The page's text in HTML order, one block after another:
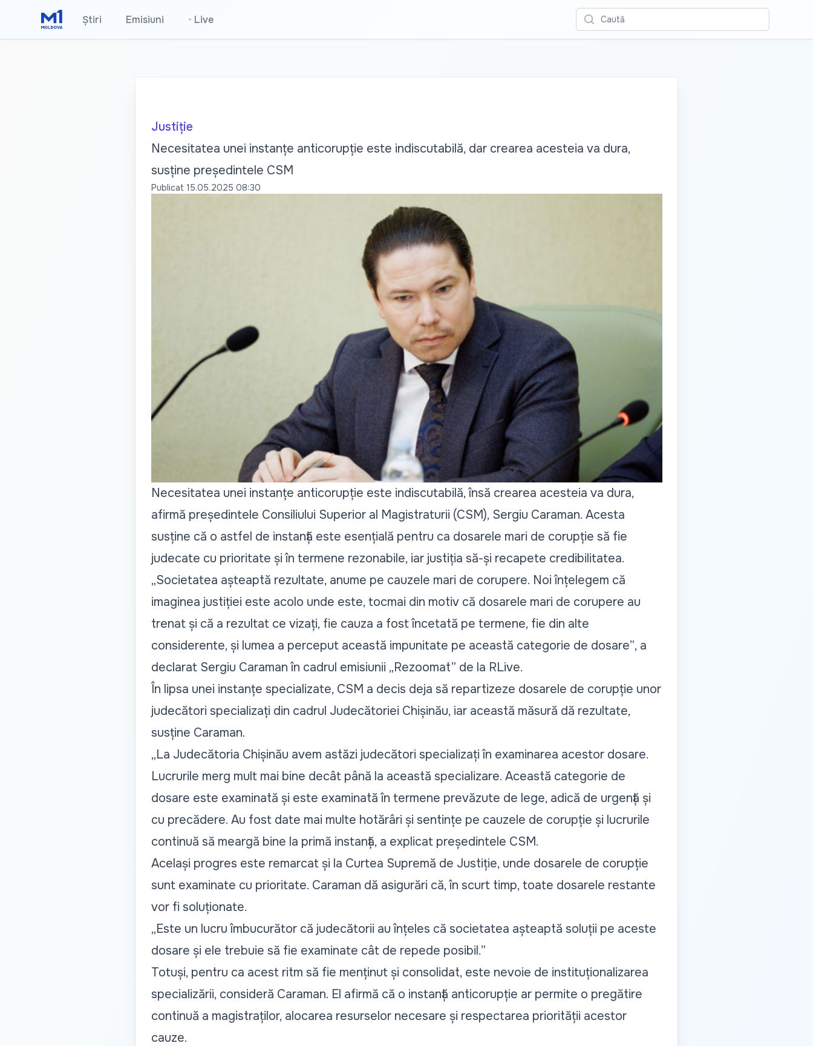
Știri Emisiuni • Live Caută
Justiție
Necesitatea unei instanțe anticorupție este indiscutabilă, dar crearea acesteia va dura,
susține președintele CSM
Publicat 15.05.2025 08:30
Necesitatea unei instanțe anticorupție este indiscutabilă, însă crearea acesteia va dura,
afirmă președintele Consiliului Superior al Magistraturii (CSM), Sergiu Caraman. Acesta
susține că o astfel de instanță este esențială pentru ca dosarele mari de corupție să fie
judecate cu prioritate și în termene rezonabile, iar justiția să-și recapete credibilitatea.
„Societatea așteaptă rezultate, anume pe cauzele mari de corupere. Noi înțelegem că
imaginea justiției este acolo unde este, tocmai din motiv că dosarele mari de corupere au
trenat și că a rezultat ce vizați, fie cauza a fost încetată pe termene, fie din alte
considerente, și lumea a perceput această impunitate pe această categorie de dosare”, a
declarat Sergiu Caraman în cadrul emisiunii „Rezoomat” de la RLive.
În lipsa unei instanțe specializate, CSM a decis deja să repartizeze dosarele de corupție unor
judecători specializați din cadrul Judecătoriei Chișinău, iar această măsură dă rezultate,
susține Caraman.
„La Judecătoria Chișinău avem astăzi judecători specializați în examinarea acestor dosare.
Lucrurile merg mult mai bine decât până la această specializare. Această categorie de
dosare este examinată și este examinată în termene prevăzute de lege, adică de urgență și
cu precădere. Au fost date mai multe hotărâri și sentințe pe cauzele de corupție și lucrurile
continuă să meargă bine la primă instanță, a explicat președintele CSM.
Același progres este remarcat și la Curtea Supremă de Justiție, unde dosarele de corupție
sunt examinate cu prioritate. Caraman dă asigurări că, în scurt timp, toate dosarele restante
vor fi soluționate.
„Este un lucru îmbucurător că judecătorii au înțeles că societatea așteaptă soluții pe aceste
dosare și ele trebuie să fie examinate cât de repede posibil.”
Totuși, pentru ca acest ritm să fie menținut și consolidat, este nevoie de instituționalizarea
specializării, consideră Caraman. El afirmă că o instanță anticorupție ar permite o pregătire
continuă a magistraților, alocarea resurselor necesare și respectarea priorității acestor
cauze.